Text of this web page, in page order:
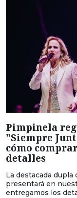
Pimpinela
"Siempre
cómo
detalles
La destacada
presentará en
entregamos los